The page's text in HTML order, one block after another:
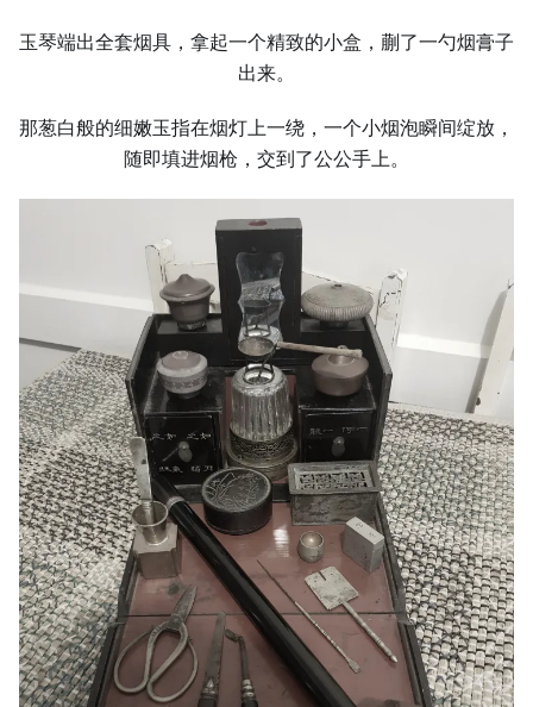
玉琴端出全套烟具，拿起一个精致的小盒，蒯了一勺烟膏子
出来。
那葱白般的细嫩玉指在烟灯上一绕，一个小烟泡瞬间绽放，
随即填进烟枪，交到了公公手上。